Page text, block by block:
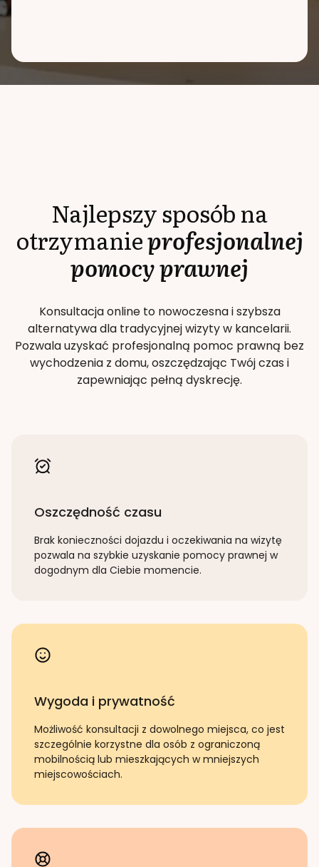
Najlepszy sposób na
otrzymanieprofesjonalnej
pomocy prawnej
Konsultacja online to nowoczesna i szybsza
alternatywa dla tradycyjnej wizyty w kancelarii.
Pozwala uzyskać profesjonalną pomoc prawną bez
wychodzenia z domu, oszczędzając Twój czas i
zapewniając pełną dyskrecję.
Oszczędność czasu
Brak konieczności dojazdu i oczekiwania na wizytę
pozwala na szybkie uzyskanie pomocy prawnej w
dogodnym dla Ciebie momencie.
Wygoda i prywatność
Możliwość konsultacji z dowolnego miejsca, co jest
szczególnie korzystne dla osób z ograniczoną
mobilnością lub mieszkających w mniejszych
miejscowościach.